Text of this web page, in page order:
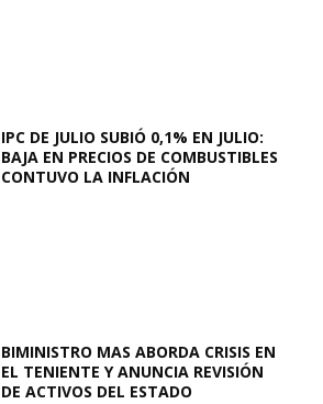
IPC DE JULIO SUBIÓ 0,1% EN JULIO:
BAJA EN PRECIOS DE COMBUSTIBLES
CONTUVO LA INFLACIÓN
BIMINISTRO MAS ABORDA CRISIS EN
EL TENIENTE Y ANUNCIA REVISIÓN
DE ACTIVOS DEL ESTADO